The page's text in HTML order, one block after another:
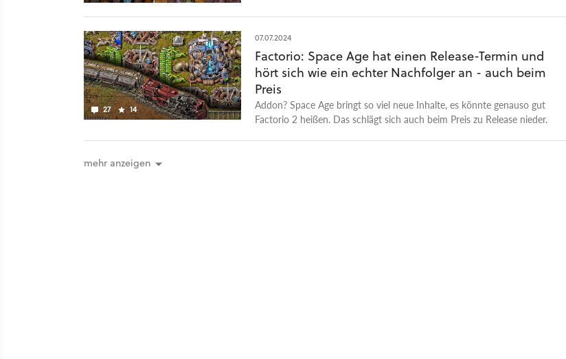
ein großes Gratis-Update auf Version 2.0. Die umfangreichen Änderungen
sich die Erweiterung dann auch entsprechend weg von üblichen DLC-
Spähren. Factorio: Space Age wird zum Launch 32 Euro kosten, also
genauso viel wie aktuell das Hauptspiel.
27 14
07.07.2024
Factorio: Space Age hat einen Release-Termin und
hört sich wie ein echter Nachfolger an - auch beim
Preis
Addon? Space Age bringt so viel neue Inhalte, es könnte genauso gut
Factorio 2 heißen. Das schlägt sich auch beim Preis zu Release nieder.
mehr anzeigen